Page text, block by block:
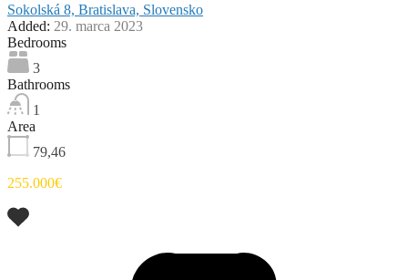
Sokolská 8, Bratislava, Slovensko
Added: 29. marca 2023
Bedrooms
3
Bathrooms
1
Area
79,46
255.000€